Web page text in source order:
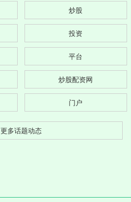
炒股
投资
平台
炒股配资网
门户
更多话题动态